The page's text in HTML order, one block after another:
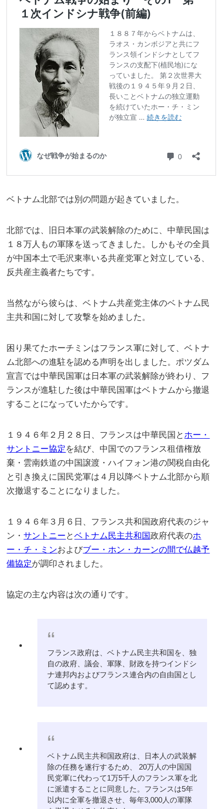
ベトナム北部では別の問題が起きていました。
北部では、旧日本軍の武装解除のために、中華民国は
１８万人もの軍隊を送ってきました。しかもその全員
が中国本土で毛沢東率いる共産党軍と対立している、
反共産主義者たちです。
当然ながら彼らは、ベトナム共産党主体のベトナム民
主共和国に対して攻撃を始めました。
困り果てたホーチミンはフランス軍に対して、ベトナ
ム北部への進駐を認める声明を出しました。ポツダム
宣言では中華民国軍は日本軍の武装解除が終わり、フ
ランスが進駐した後は中華民国軍はベトナムから撤退
することになっていたからです。
１９４６年２月２８日、フランスは中華民国と ホー・
サントニー協定 を結び、中国でのフランス租借権放
棄・雲南鉄道の中国譲渡・ハイフォン港の関税自由化
と引き換えに国民党軍は４月以降ベトナム北部から順
次撤退することになりました。
１９４６年３月６日、フランス共和国政府代表のジャ
ン・サントニー とベトナム民主共和国政府代表のホ
ー・チ・ミンおよびブー・ホン・カーンの間で仏越予
備協定が調印されました。
協定の主な内容は次の通りです。
フランス政府は、ベトナム民主共和国を、独
自の政府、議会、軍隊、財政を持つインドシ
ナ連邦内およびフランス連合内の自由国とし
て認めます。
ベトナム民主共和国政府は、日本人の武装解
除の任務を遂行するため、 20万人の中国国
民党軍に代わって1万5千人のフランス軍を北
に派遣することに同意した。フランスは5年
以内に全軍を撤退させ、毎年3,000人の軍隊